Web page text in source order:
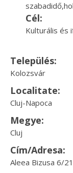
Cél:
Kulturális és
Település:
Kolozsvár
Localitate:
Cluj-Napoca
Megye:
Cluj
Cím/Adresa:
Aleea Bizusa 6/21